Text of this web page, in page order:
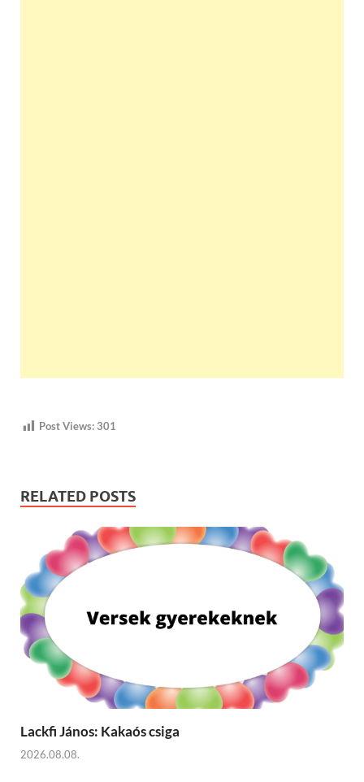
Post Views:301
RELATED POSTS
Lackfi János: Kakaós csiga
2026.08.08.